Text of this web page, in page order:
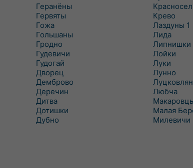
Геранёны
Гервяты
Гожа
Гольшаны
Гродно
Гудевичи
Гудогай
Дворец
Демброво
Деречин
Дитва
Дотишки
Дубно
Крево
Лаздуны 1
Лида
Липнишки
Лойки
Луки
Лунно
Любча
Малая
Милевичи